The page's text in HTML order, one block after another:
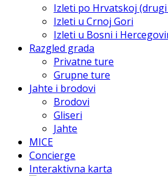
Izleti po Hrvatskoj
Izleti u Crnoj Gori
Izleti u Bosni i
Razgled grada
Privatne ture
Grupne ture
Jahte i brodovi
Brodovi
Gliseri
Jahte
MICE
Concierge
Interaktivna karta